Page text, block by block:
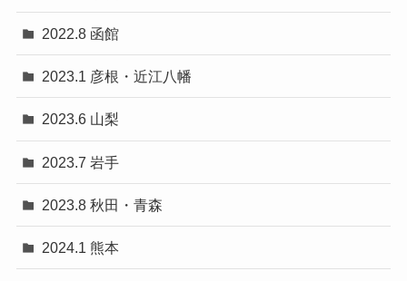
2022.8 函館
2023.1 彦根・近江八幡
2023.6 山梨
2023.7 岩手
2023.8 秋田・青森
2024.1 熊本